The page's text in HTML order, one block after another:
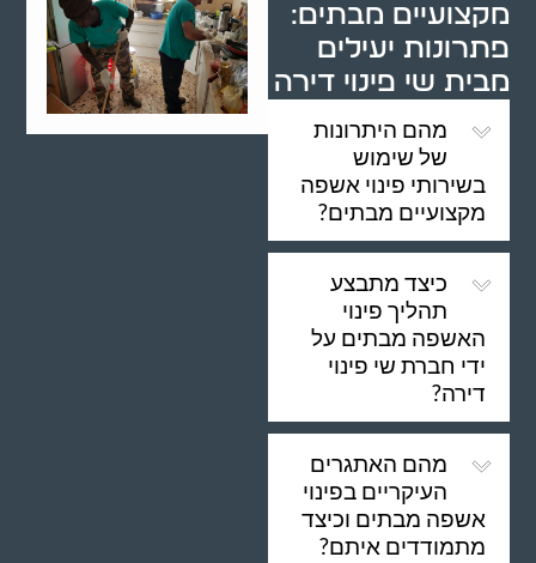
מקצועיים מבתים:
פתרונות יעילים
מבית שי פינוי דירה
מהם היתרונות
של שימוש
בשירותי פינוי אשפה
מקצועיים מבתים?
כיצד מתבצע
תהליך פינוי
האשפה מבתים על
ידי חברת שי פינוי
דירה?
מהם האתגרים
העיקריים בפינוי
אשפה מבתים וכיצד
מתמודדים איתם?